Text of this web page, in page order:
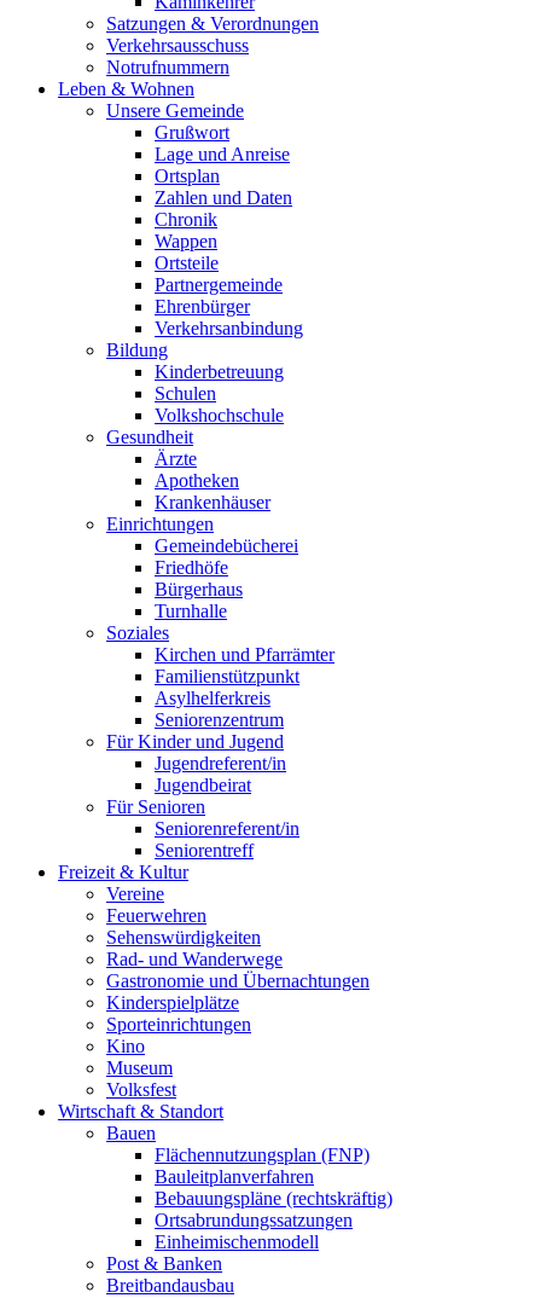
Satzungen & Verordnungen
Verkehrsausschuss
Notrufnummern
Leben & Wohnen
Unsere Gemeinde
Grußwort
Lage und Anreise
Ortsplan
Zahlen und Daten
Chronik
Wappen
Ortsteile
Partnergemeinde
Ehrenbürger
Verkehrsanbindung
Bildung
Kinderbetreuung
Schulen
Volkshochschule
Gesundheit
Ärzte
Apotheken
Krankenhäuser
Einrichtungen
Gemeindebücherei
Friedhöfe
Bürgerhaus
Turnhalle
Soziales
Kirchen und Pfarrämter
Familienstützpunkt
Asylhelferkreis
Seniorenzentrum
Für Kinder und Jugend
Jugendreferent/in
Jugendbeirat
Für Senioren
Seniorenreferent/in
Seniorentreff
Freizeit & Kultur
Vereine
Feuerwehren
Sehenswürdigkeiten
Rad- und Wanderwege
Gastronomie und Übernachtungen
Kinderspielplätze
Sporteinrichtungen
Kino
Museum
Volksfest
Wirtschaft & Standort
Bauen
Flächennutzungsplan (FNP)
Bauleitplanverfahren
Bebauungspläne (rechtskräftig)
Ortsabrundungssatzungen
Einheimischenmodell
Post & Banken
Breitbandausbau